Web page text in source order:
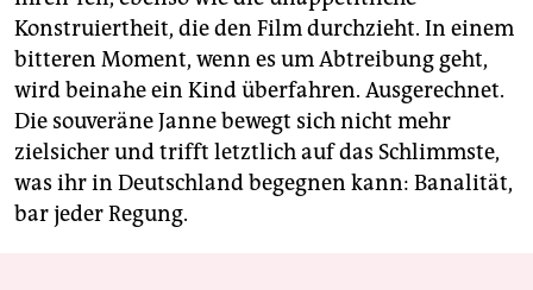
Konstruiertheit, die den Film durchzieht. In einem
bitteren Moment, wenn es um Abtreibung geht,
wird beinahe ein Kind überfahren. Ausgerechnet.
Die souveräne Janne bewegt sich nicht mehr
zielsicher und trifft letztlich auf das Schlimmste,
was ihr in Deutschland begegnen kann: Banalität,
bar jeder Regung.